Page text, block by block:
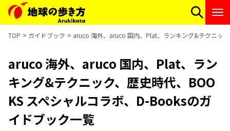
TOP ガイドブック aruco 海外、aruco 国内、Plat、ランキング&テクニッ
aruco 海外、aruco 国内、Plat、ラン
キング&テクニック、歴史時代、BOO
KS スペシャルコラボ、D-Booksのガ
イドブック一覧